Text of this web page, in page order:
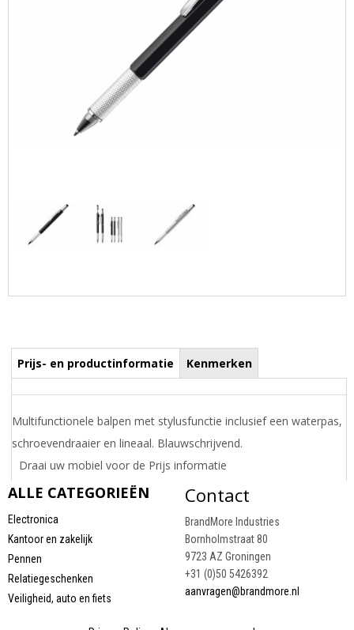
Prijs- en productinformatie Kenmerken
Multifunctionele balpen met stylusfunctie inclusief een waterpas,
schroevendraaier en lineaal. Blauwschrijvend.
Draai uw mobiel voor de Prijs informatie
Contact
BrandMore Industries
Bornholmstraat 80
9723 AZ Groningen
+31 (0)50 5426392
aanvragen@brandmore.nl
ALLE CATEGORIEËN
Electronica
Kantoor en zakelijk
Pennen
Relatiegeschenken
Veiligheid, auto en fiets